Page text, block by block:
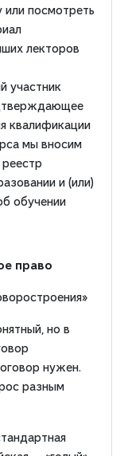
или посмотреть
лекторов
участник
квалификации
мы вносим
и (или)
обучении
право
но в
нужен.
разным